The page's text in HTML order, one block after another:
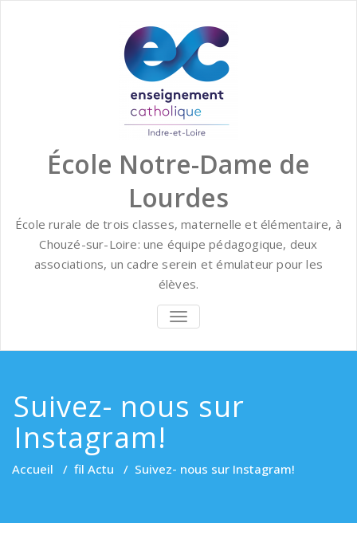
École Notre-Dame de
Lourdes
École rurale de trois classes, maternelle et élémentaire, à
Chouzé-sur-Loire: une équipe pédagogique, deux
associations, un cadre serein et émulateur pour les
élèves.
BASCULER
LA
Suivez- nous sur
Instagram!
Accueil / fil Actu / Suivez- nous sur Instagram!